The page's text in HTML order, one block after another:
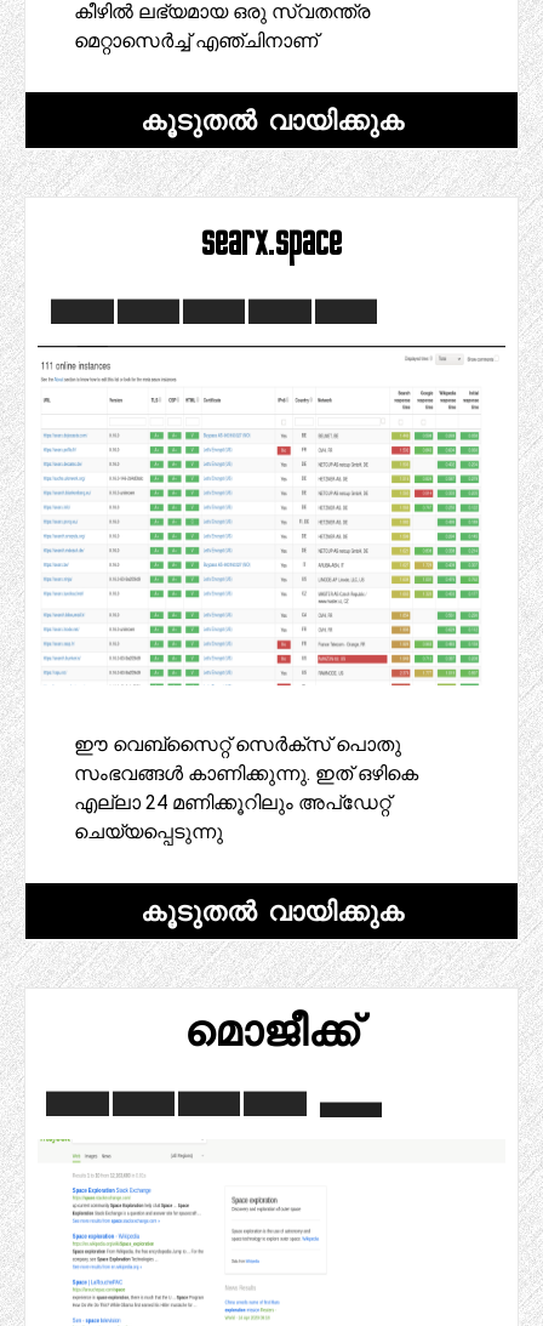
കീഴിൽ ലഭ്യമായ ഒരു സ്വതന്ത്ര
മെറ്റാസെർച്ച് എഞ്ചിനാണ്
കൂടുതൽ വായിക്കുക
searx.space
ഈ വെബ്‌സൈറ്റ് സെർക്‌സ് പൊതു
സംഭവങ്ങൾ കാണിക്കുന്നു. ഇത് ഒഴികെ
എല്ലാ 24 മണിക്കൂറിലും അപ്ഡേറ്റ്
ചെയ്യപ്പെടുന്നു
കൂടുതൽ വായിക്കുക
മൊജീക്ക്